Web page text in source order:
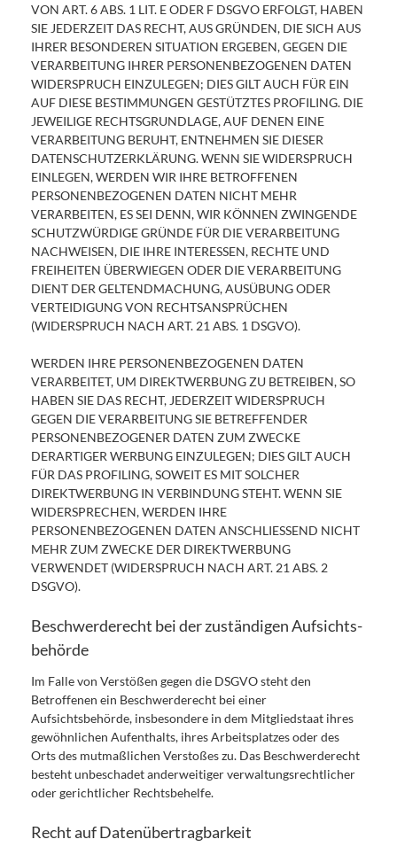
VON ART. 6 ABS. 1 LIT. E ODER F DSGVO ERFOLGT, HABEN
SIE JEDERZEIT DAS RECHT, AUS GRÜNDEN, DIE SICH AUS
IHRER BESONDEREN SITUATION ERGEBEN, GEGEN DIE
VERARBEITUNG IHRER PERSONENBEZOGENEN DATEN
WIDERSPRUCH EINZULEGEN; DIES GILT AUCH FÜR EIN
AUF DIESE BESTIMMUNGEN GESTÜTZTES PROFILING. DIE
JEWEILIGE RECHTSGRUNDLAGE, AUF DENEN EINE
VERARBEITUNG BERUHT, ENTNEHMEN SIE DIESER
DATENSCHUTZERKLÄRUNG. WENN SIE WIDERSPRUCH
EINLEGEN, WERDEN WIR IHRE BETROFFENEN
PERSONENBEZOGENEN DATEN NICHT MEHR
VERARBEITEN, ES SEI DENN, WIR KÖNNEN ZWINGENDE
SCHUTZWÜRDIGE GRÜNDE FÜR DIE VERARBEITUNG
NACHWEISEN, DIE IHRE INTERESSEN, RECHTE UND
FREIHEITEN ÜBERWIEGEN ODER DIE VERARBEITUNG
DIENT DER GELTENDMACHUNG, AUSÜBUNG ODER
VERTEIDIGUNG VON RECHTSANSPRÜCHEN
(WIDERSPRUCH NACH ART. 21 ABS. 1 DSGVO).
WERDEN IHRE PERSONENBEZOGENEN DATEN
VERARBEITET, UM DIREKTWERBUNG ZU BETREIBEN, SO
HABEN SIE DAS RECHT, JEDERZEIT WIDERSPRUCH
GEGEN DIE VERARBEITUNG SIE BETREFFENDER
PERSONENBEZOGENER DATEN ZUM ZWECKE
DERARTIGER WERBUNG EINZULEGEN; DIES GILT AUCH
FÜR DAS PROFILING, SOWEIT ES MIT SOLCHER
DIREKTWERBUNG IN VERBINDUNG STEHT. WENN SIE
WIDERSPRECHEN, WERDEN IHRE
PERSONENBEZOGENEN DATEN ANSCHLIESSEND NICHT
MEHR ZUM ZWECKE DER DIREKTWERBUNG
VERWENDET (WIDERSPRUCH NACH ART. 21 ABS. 2
DSGVO).
Beschwerde­recht bei der zuständigen Aufsichts­
behörde
Im Falle von Verstößen gegen die DSGVO steht den
Betroffenen ein Beschwerderecht bei einer
Aufsichtsbehörde, insbesondere in dem Mitgliedstaat ihres
gewöhnlichen Aufenthalts, ihres Arbeitsplatzes oder des
Orts des mutmaßlichen Verstoßes zu. Das Beschwerderecht
besteht unbeschadet anderweitiger verwaltungsrechtlicher
oder gerichtlicher Rechtsbehelfe.
Recht auf Daten­übertrag­barkeit